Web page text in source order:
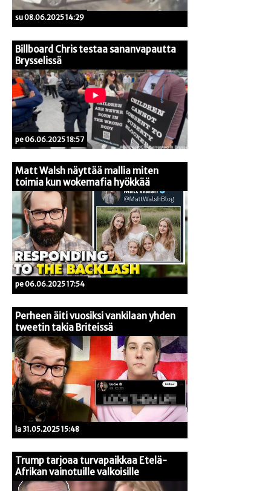
su 08.06.2025 14:29
Billboard Chris testaa sananvapautta
Brysselissä
pe 06.06.2025 18:57
Matt Walsh näyttää mallia miten
toimia kun wokemafia hyökkää
pe 06.06.2025 17:54
Perheen äiti vuosiksi vankilaan yhden
tweetin takia Briteissä
la 31.05.2025 15:48
Trump tarjoaa turvapaikkaa Etelä-
Afrikan vainotuille valkoisille